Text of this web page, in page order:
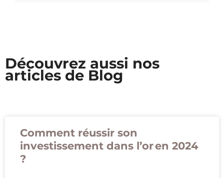
Découvrez aussi nos
articles de Blog
Comment réussir son
investissement dans l’or en 2024
?